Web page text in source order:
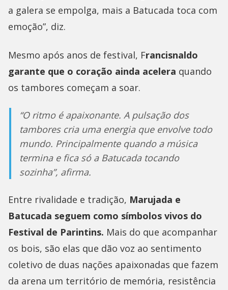
a galera se empolga, mais a Batucada toca com
emoção”, diz.
Mesmo após anos de festival, Francisnaldo
garante que o coração ainda acelera quando
os tambores começam a soar.
“O ritmo é apaixonante. A pulsação dos
tambores cria uma energia que envolve todo
mundo. Principalmente quando a música
termina e fica só a Batucada tocando
sozinha”, afirma.
Entre rivalidade e tradição, Marujada e
Batucada seguem como símbolos vivos do
Festival de Parintins. Mais do que acompanhar
os bois, são elas que dão voz ao sentimento
coletivo de duas nações apaixonadas que fazem
da arena um território de memória, resistência